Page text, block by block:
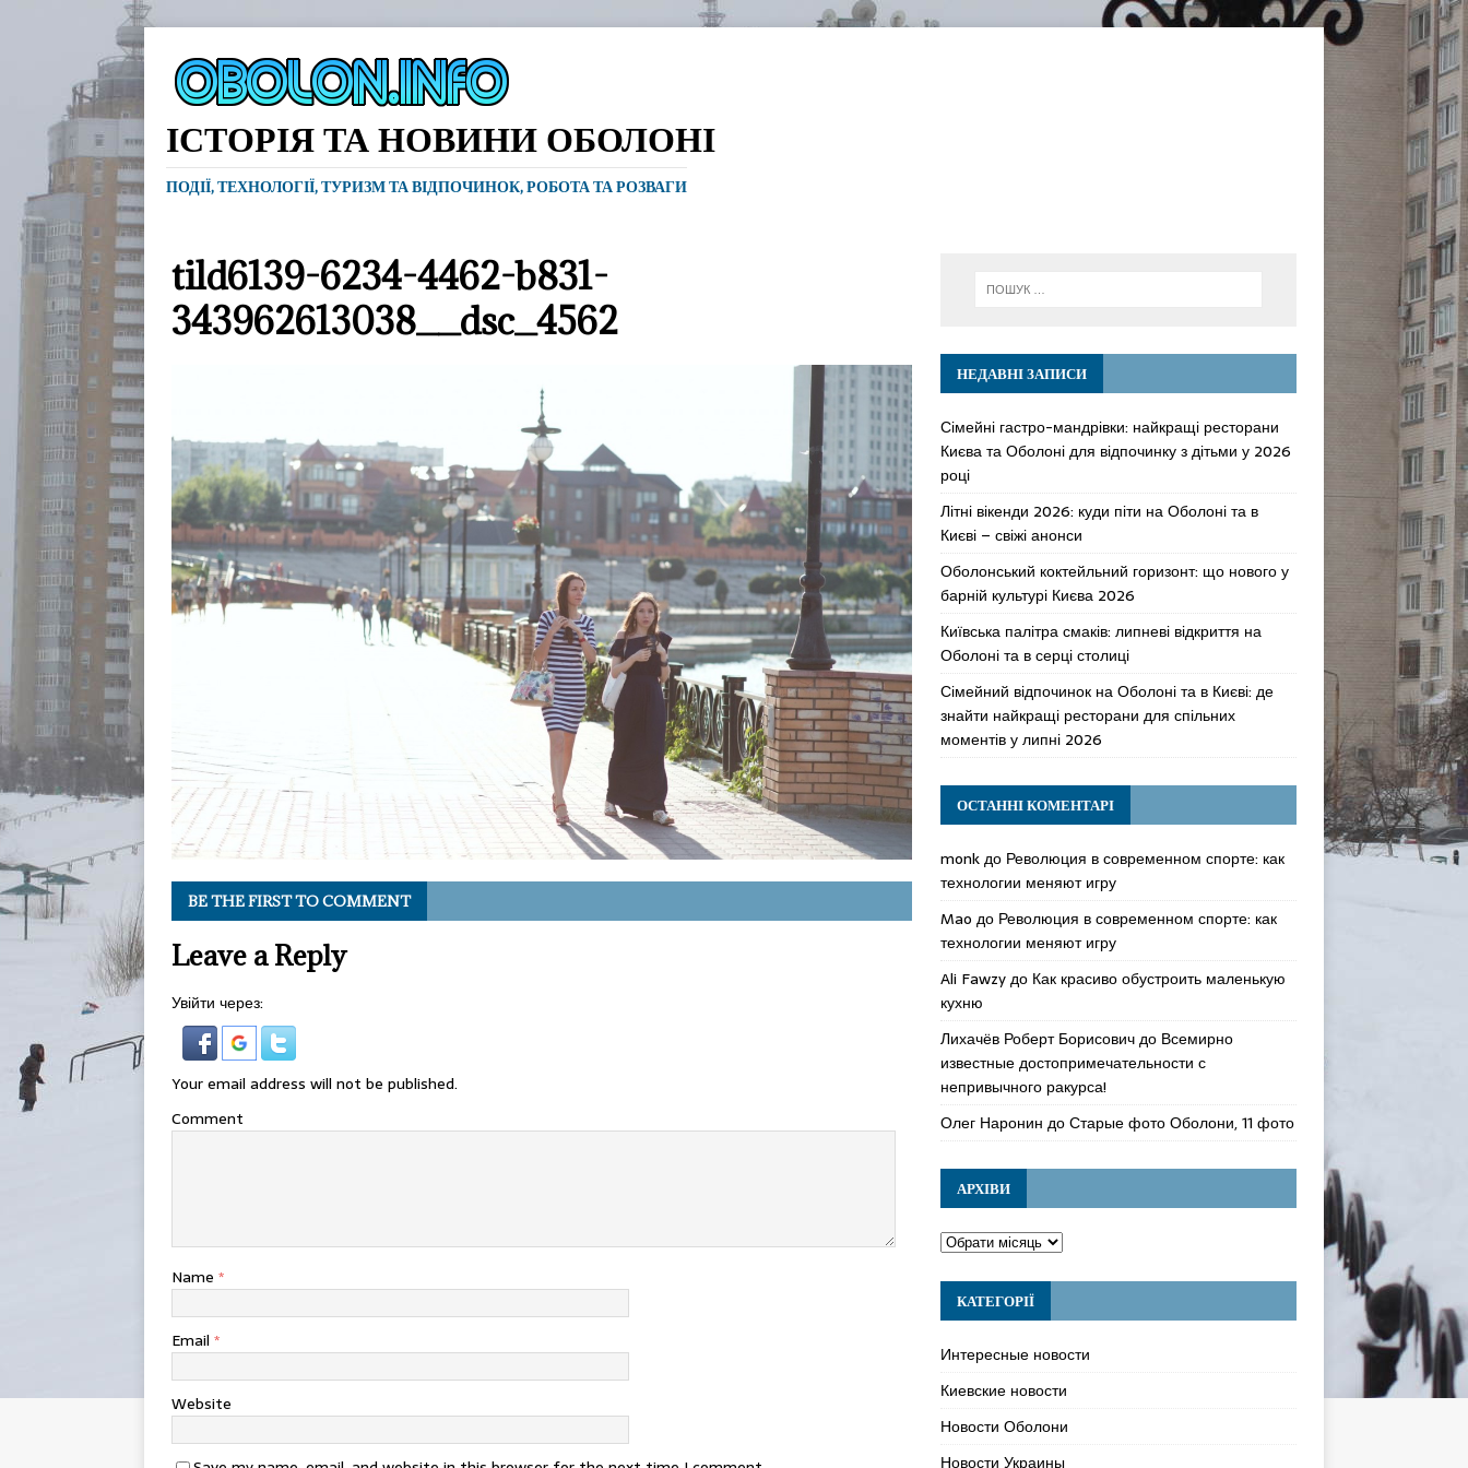
ІСТОРІЯ ТА НОВИНИ ОБОЛОНІ
ПОДІЇ, ТЕХНОЛОГІЇ, ТУРИЗМ ТА ВІДПОЧИНОК, РОБОТА ТА РОЗВАГИ
tild6139-6234-4462-b831-
343962613038__dsc_4562
BE THE FIRST TO COMMENT
Leave a Reply
Увійти через:
Your email address will not be published.
Comment
Name *
Email *
Website
НЕДАВНІ ЗАПИСИ
Сімейні гастро-мандрівки: найкращі ресторани
Києва та Оболоні для відпочинку з дітьми у 2026
році
Літні вікенди 2026: куди піти на Оболоні та в
Києві – свіжі анонси
Оболонський коктейльний горизонт: що нового у
барній культурі Києва 2026
Київська палітра смаків: липневі відкриття на
Оболоні та в серці столиці
Сімейний відпочинок на Оболоні та в Києві: де
знайти найкращі ресторани для спільних
моментів у липні 2026
ОСТАННІ КОМЕНТАРІ
monkдо Революция в современном спорте: как
технологии меняют игру
Mao до Революция в современном спорте: как
технологии меняют игру
Ali Fawzyдо Как красиво обустроить маленькую
кухню
Лихачёв Роберт Борисовичдо Всемирно
известные достопримечательности с
непривычного ракурса!
Олег Наронин доСтарые фото Оболони, 11 фото
АРХІВИ
КАТЕГОРІЇ
Интересные новости
Киевские новости
Новости Оболони
Новости Украины